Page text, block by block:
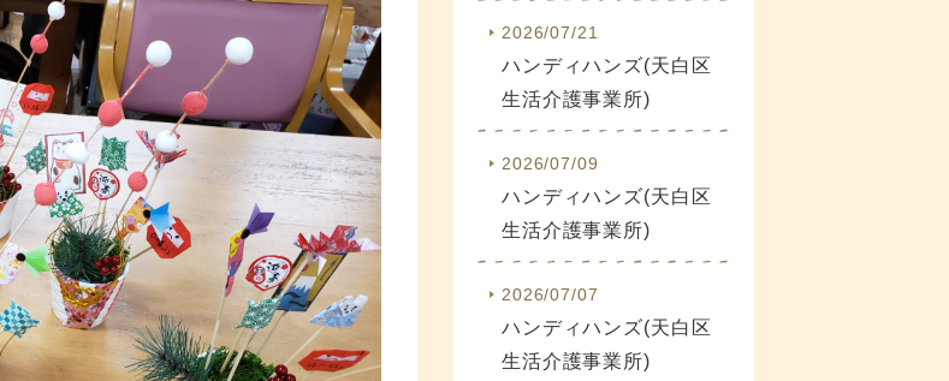
2026/07/21
ハンディハンズ(天白区
生活介護事業所)
2026/07/09
ハンディハンズ(天白区
生活介護事業所)
2026/07/07
ハンディハンズ(天白区
生活介護事業所)